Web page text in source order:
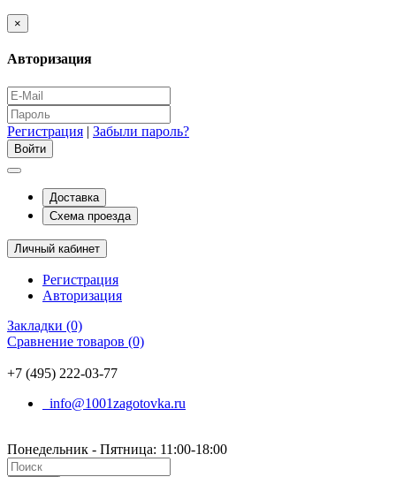
×
Авторизация
Регистрация | Забыли пароль?
Доставка
Схема проезда
Личный кабинет
Регистрация
Авторизация
Закладки (0)
Сравнение товаров (0)
+7 (495) 222-03-77
info@1001zagotovka.ru
Понедельник - Пятница: 11:00-18:00